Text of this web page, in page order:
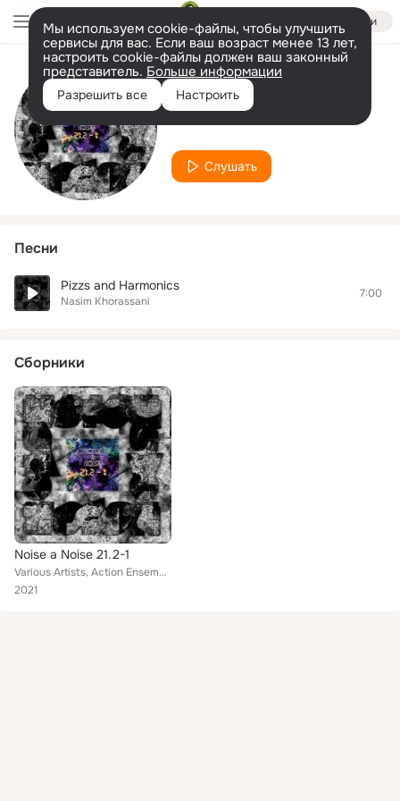
Войти
Мы используем cookie-файлы, чтобы улучшить
сервисы для вас. Если ваш возраст менее 13 лет,
настроить cookie-файлы должен ваш законный
представитель. Больше информации
Разрешить все Настроить
Исполнитель
Nasim Khorassani
Слушать
Песни
Pizzs and Harmonics
Nasim Khorassani
7:00
Сборники
Noise a Noise 21.2-1
Various Artists, Action Ensemble, Aida Shirazi, Epsilon Delta, Obscenity State, Nasim Khorassani, Nima A. Rowshan, Ali Balighi, ...
2021